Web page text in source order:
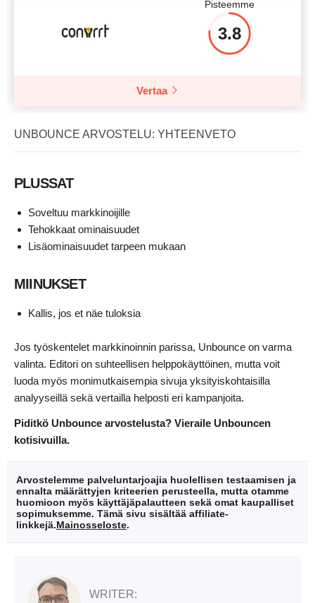
Pisteemme
3.8
Vertaa
UNBOUNCE ARVOSTELU: YHTEENVETO
PLUSSAT
Soveltuu markkinoijille
Tehokkaat ominaisuudet
Lisäominaisuudet tarpeen mukaan
MIINUKSET
Kallis, jos et näe tuloksia
Jos työskentelet markkinoinnin parissa, Unbounce on varma
valinta. Editori on suhteellisen helppokäyttöinen, mutta voit
luoda myös monimutkaisempia sivuja yksityiskohtaisilla
analyyseillä sekä vertailla helposti eri kampanjoita.
Piditkö Unbounce arvostelusta? Vieraile Unbouncen
kotisivuilla.
Arvostelemme palveluntarjoajia huolellisen testaamisen ja
ennalta määrättyjen kriteerien perusteella, mutta otamme
huomioon myös käyttäjäpalautteen sekä omat kaupalliset
sopimuksemme. Tämä sivu sisältää affiliate-
linkkejä.Mainosseloste.
WRITER: